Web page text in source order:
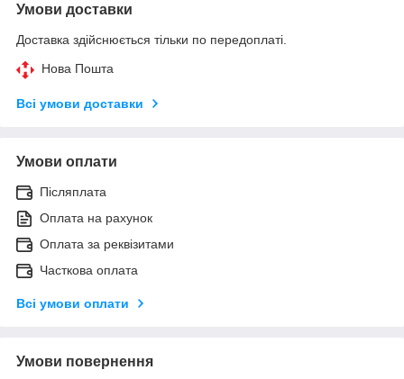
Умови доставки
Доставка здійснюється тільки по передоплаті.
Нова Пошта
Всі умови доставки
Умови оплати
Післяплата
Оплата на рахунок
Оплата за реквізитами
Часткова оплата
Всі умови оплати
Умови повернення